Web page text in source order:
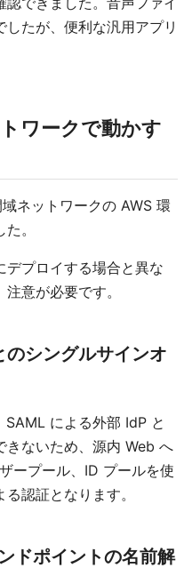
たが、便利な汎用アプリ
ワークで動かす
ネットワークの AWS 環
。
デプロイする場合と異な
意が必要です。
シングルサインオ
による外部 IdP と
きないため、源内 Web へ
ープール、ID プールを使
認証となります。
ドポイントの名前解